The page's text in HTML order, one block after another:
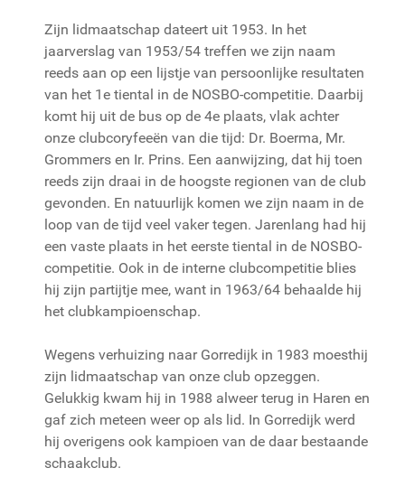
Zijn lidmaatschap dateert uit 1953. In het
jaarverslag van 1953/54 treffen we zijn naam
reeds aan op een lijstje van persoonlijke resultaten
van het 1e tiental in de NOSBO-competitie. Daarbij
komt hij uit de bus op de 4e plaats, vlak achter
onze clubcoryfeeën van die tijd: Dr. Boerma, Mr.
Grommers en Ir. Prins. Een aanwijzing, dat hij toen
reeds zijn draai in de hoogste regionen van de club
gevonden. En natuurlijk komen we zijn naam in de
loop van de tijd veel vaker tegen. Jarenlang had hij
een vaste plaats in het eerste tiental in de NOSBO-
competitie. Ook in de interne clubcompetitie blies
hij zijn partijtje mee, want in 1963/64 behaalde hij
het clubkampioenschap.
Wegens verhuizing naar Gorredijk in 1983 moesthij
zijn lidmaatschap van onze club opzeggen.
Gelukkig kwam hij in 1988 alweer terug in Haren en
gaf zich meteen weer op als lid. In Gorredijk werd
hij overigens ook kampioen van de daar bestaande
schaakclub.